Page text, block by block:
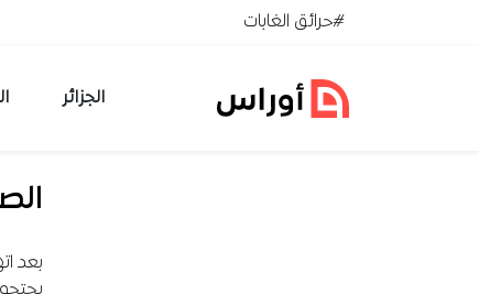
تخطي إلى المحتوى#حرائق الغابات
الجزائر
بعد